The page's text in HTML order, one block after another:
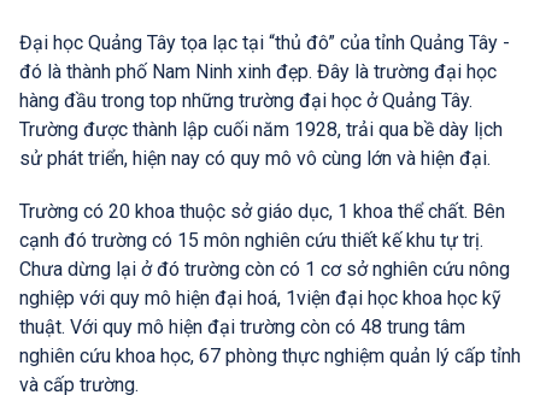
Đại học Quảng Tây tọa lạc tại “thủ đô” của tỉnh Quảng Tây -
đó là thành phố Nam Ninh xinh đẹp. Đây là trường đại học
hàng đầu trong top những trường đại học ở Quảng Tây.
Trường được thành lập cuối năm 1928, trải qua bề dày lịch
sử phát triển, hiện nay có quy mô vô cùng lớn và hiện đại.
Trường có 20 khoa thuộc sở giáo dục, 1 khoa thể chất. Bên
cạnh đó trường có 15 môn nghiên cứu thiết kế khu tự trị.
Chưa dừng lại ở đó trường còn có 1 cơ sở nghiên cứu nông
nghiệp với quy mô hiện đại hoá, 1viện đại học khoa học kỹ
thuật. Với quy mô hiện đại trường còn có 48 trung tâm
nghiên cứu khoa học, 67 phòng thực nghiệm quản lý cấp tỉnh
và cấp trường.